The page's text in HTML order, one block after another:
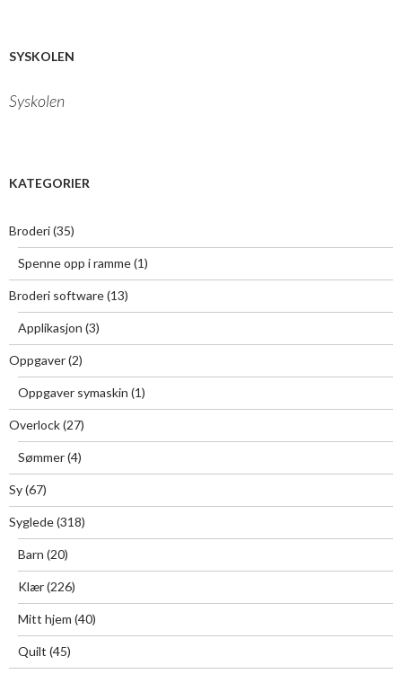
r
s
:
SYSKOLEN
Syskolen
KATEGORIER
Broderi(35)
Spenne opp i ramme(1)
Broderi software(13)
Applikasjon (3)
Oppgaver(2)
Oppgaver symaskin (1)
Overlock(27)
Sømmer(4)
Sy(67)
Syglede(318)
Barn (20)
Klær(226)
Mitt hjem (40)
Quilt (45)